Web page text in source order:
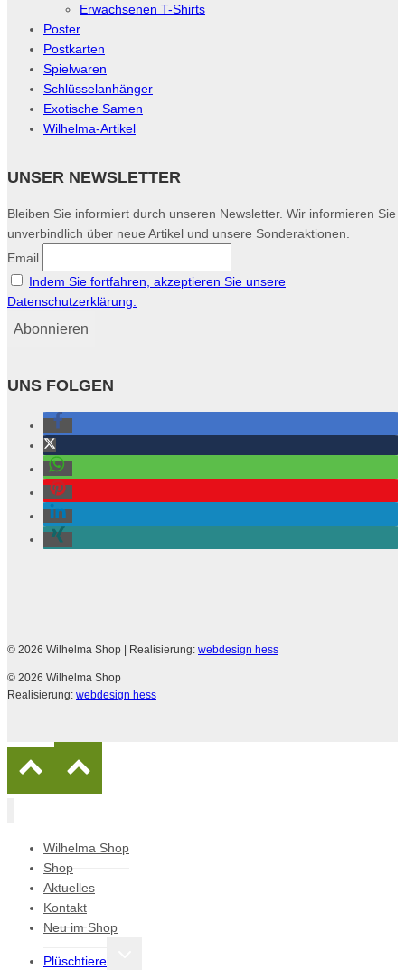
Erwachsenen T-Shirts
Poster
Postkarten
Spielwaren
Schlüsselanhänger
Exotische Samen
Wilhelma-Artikel
UNSER NEWSLETTER
Bleiben Sie informiert durch unseren Newsletter. Wir informieren Sie
unverbindlich über neue Artikel und unsere Sonderaktionen.
Email
Indem Sie fortfahren, akzeptieren Sie unsere
Datenschutzerklärung.
UNS FOLGEN
© 2026 Wilhelma Shop | Realisierung: webdesign hess
© 2026 Wilhelma Shop
Realisierung: webdesign hess
Wilhelma Shop
Shop
Aktuelles
Kontakt
Neu im Shop
Plüschtiere